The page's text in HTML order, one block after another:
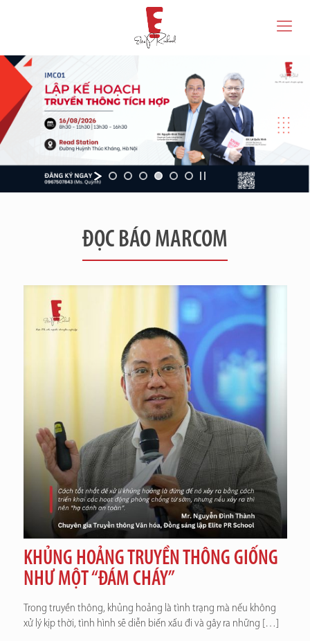
ĐỌC BÁO MARCOM
KHỦNG HOẢNG TRUYỀN THÔNG GIỐNG
NHƯ MỘT “ĐÁM CHÁY”
Trong truyền thông, khủng hoảng là tình trạng mà nếu không
xử lý kịp thời, tình hình sẽ diễn biến xấu đi và gây ra những […]